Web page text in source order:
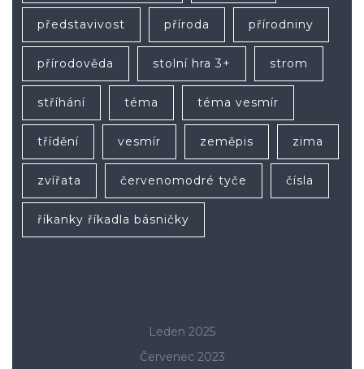
představivost příroda přírodniny
přírodověda stolní hra 3+ strom
stříhání téma téma vesmír
třídění vesmír zeměpis zima
zvířata červenomodré tyče čísla
říkanky říkadla básničky
Leden 2025
Červenec 2023